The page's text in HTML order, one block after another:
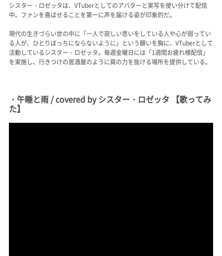
シスター・ロゼッタは、VTuberとしてのアバターと実写を使い分けて配信
中。ファンを喜ばせることを第一に声を届ける姿が印象的だ。
現代の生きづらい世の中に「一人で寂しい思いをしている人や心が弱ってい
る人が、ひとりぼっちにならないように」という願いを胸に、VTuberとして
活動しているシスター・ロゼッタ。毎週金曜日には「1週間お疲れ様配信」
を実施し、行きつけの居酒屋のように肩の力を抜ける場所を提供している。
・午睡と雨 / covered by シスター・ロゼッタ 【歌ってみ
た】